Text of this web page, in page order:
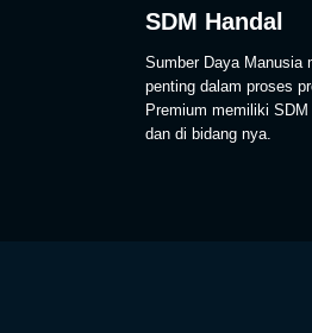
SDM Handal
Sumber Daya Manusia
penting dalam proses
Premium memiliki
dan di bidang nya.